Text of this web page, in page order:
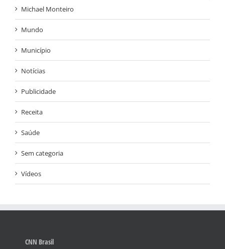
Michael Monteiro
Mundo
Município
Notícias
Publicidade
Receita
Saúde
Sem categoria
Vídeos
CNN Brasil